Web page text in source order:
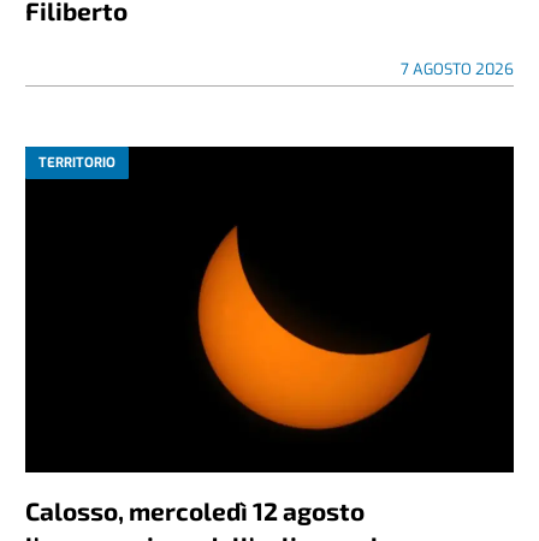
Filiberto
7 AGOSTO 2026
TERRITORIO
Calosso, mercoledì 12 agosto